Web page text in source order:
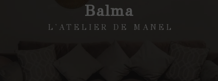
Balma
L'ATELIER DE MANEL